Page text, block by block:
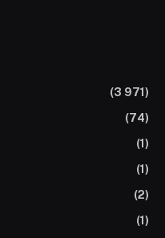
(3 971)
(74)
(1)
(1)
(2)
(1)